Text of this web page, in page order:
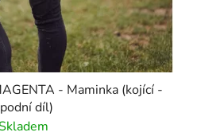
- Maminka (kojící -
díl)